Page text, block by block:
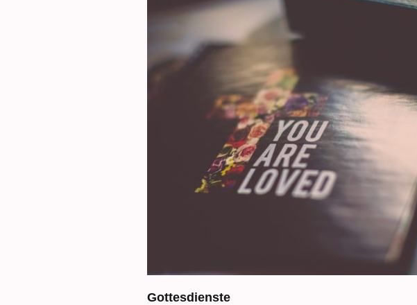
Gottesdienste